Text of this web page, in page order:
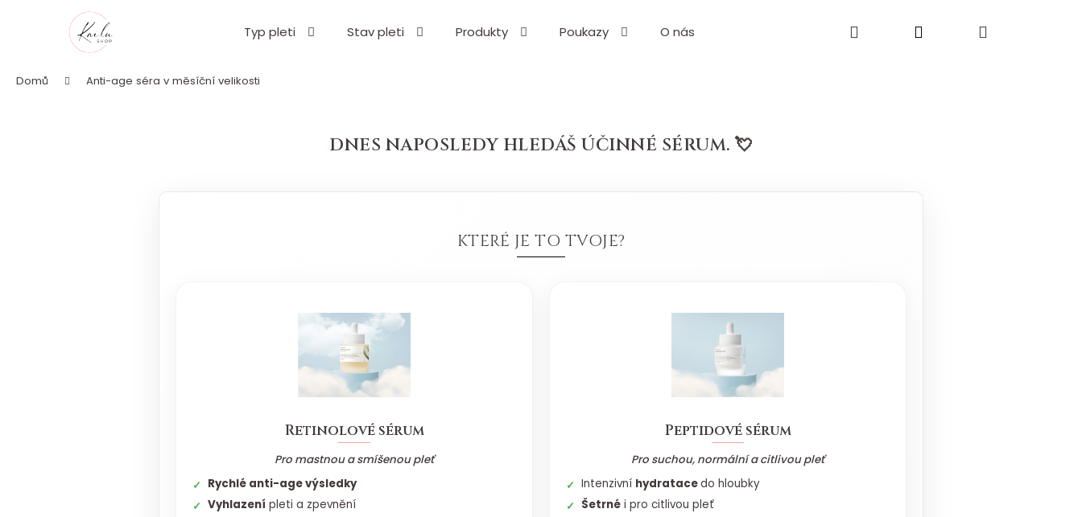
Typ pleti Stav pleti Produkty Poukazy O nás Přihlášení
Domů Anti-age séra v měsíční velikosti
DNES NAPOSLEDY HLEDÁŠ ÚČINNÉ SÉRUM. 💘
KTERÉ JE TO TVOJE?
Retinolové sérum
Pro mastnou a smíšenou pleť
Rychlé anti-age výsledky
Vyhlazení pleti a zpevnění
Peptidové sérum
Pro suchou, normální a citlivou pleť
Intenzivní hydratacedo hloubky
Šetrné i pro citlivou pleť
Zpět
obchodu
Zpět
obchodu